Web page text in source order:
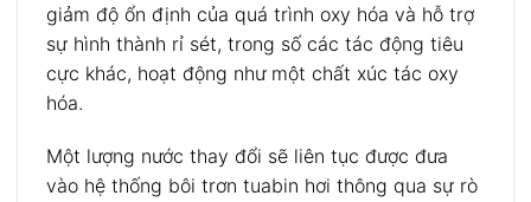
giảm độ ổn định của quá trình oxy hóa và hỗ trợ
sự hình thành rỉ sét, trong số các tác động tiêu
cực khác, hoạt động như một chất xúc tác oxy
hóa.
Một lượng nước thay đổi sẽ liên tục được đưa
vào hệ thống bôi trơn tuabin hơi thông qua sự rò